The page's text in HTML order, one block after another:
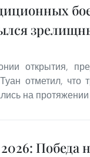
открытия,
отметил, что
на протяжении
Победа